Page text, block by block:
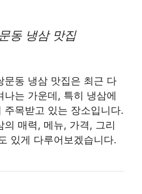
동 냉삼 맛집
문동 냉삼 맛집은 최근 다
는 가운데, 특히 냉삼에
목받고 있는 장소입니다.
매력, 메뉴, 가격, 그리
있게 다루어보겠습니다.